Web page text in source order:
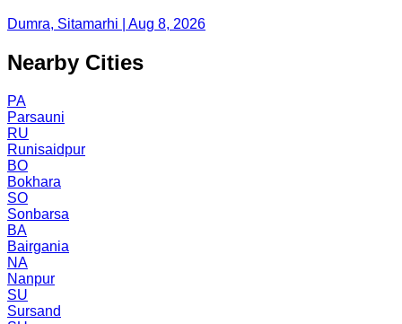
Dumra, Sitamarhi | Aug 8, 2026
Nearby Cities
PA
Parsauni
RU
Runisaidpur
BO
Bokhara
SO
Sonbarsa
BA
Bairgania
NA
Nanpur
SU
Sursand